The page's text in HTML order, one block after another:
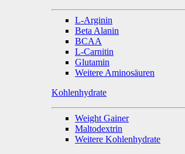
L-Arginin
Beta Alanin
BCAA
L-Carnitin
Glutamin
Weitere Aminosäuren
Kohlenhydrate
Weight Gainer
Maltodextrin
Weitere Kohlenhydrate